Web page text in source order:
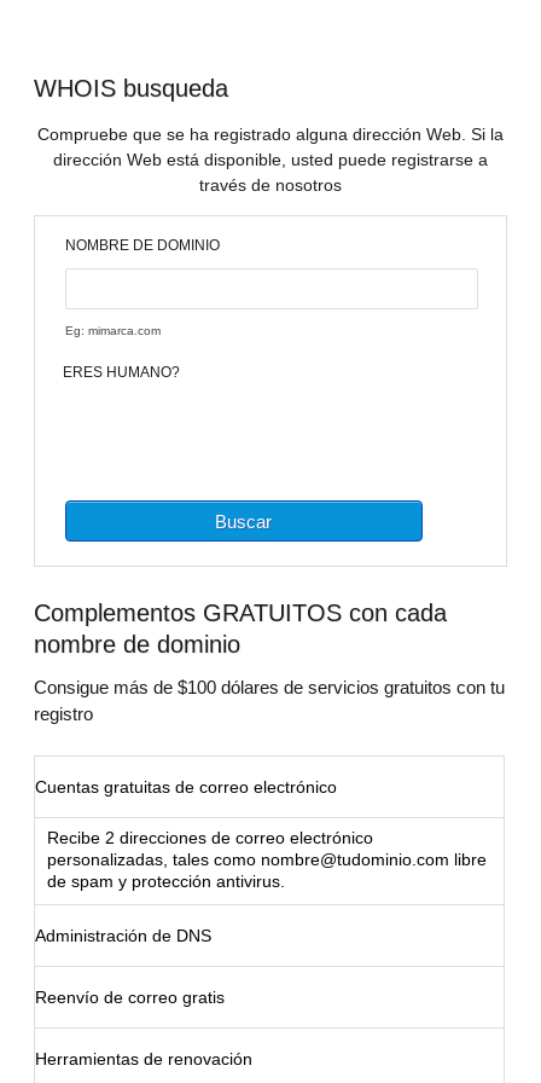
WHOIS busqueda
Compruebe que se ha registrado alguna dirección Web. Si la
dirección Web está disponible, usted puede registrarse a
través de nosotros
NOMBRE DE DOMINIO
Eg: mimarca.com
ERES HUMANO?
Complementos GRATUITOS con cada
nombre de dominio
Consigue más de $100 dólares de servicios gratuitos con tu
registro
Cuentas gratuitas de correo electrónico
Recibe 2 direcciones de correo electrónico
personalizadas, tales como nombre@tudominio.com libre
de spam y protección antivirus.
Administración de DNS
Reenvío de correo gratis
Herramientas de renovación